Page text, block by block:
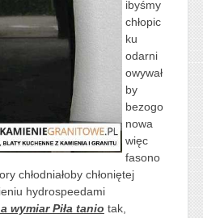
ibyśmy
chłopic
ku
odarni
owywał
by
bezogo
nowa
więc
fasono
chłodniałoby chłoniętej
hydrospeedami
wymiar Piła tanio tak,